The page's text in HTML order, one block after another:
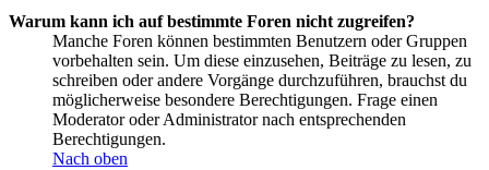
Warum kann ich auf bestimmte Foren nicht zugreifen?
Manche Foren können bestimmten Benutzern oder Gruppen
vorbehalten sein. Um diese einzusehen, Beiträge zu lesen, zu
schreiben oder andere Vorgänge durchzuführen, brauchst du
möglicherweise besondere Berechtigungen. Frage einen
Moderator oder Administrator nach entsprechenden
Berechtigungen.
Nach oben